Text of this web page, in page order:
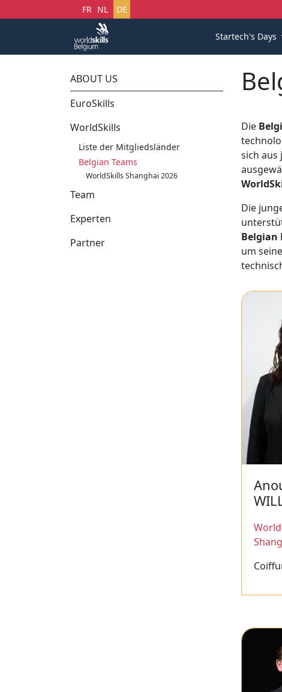
Sprache auswählen
FR NL DE
Startech's Days
ABOUT US
EuroSkills
WorldSkills
Liste der Mitgliedsländer
Belgian Teams
WorldSkills Shanghai 2026
Team
Experten
Partner
Die
sich aus
Die
Belgian
um